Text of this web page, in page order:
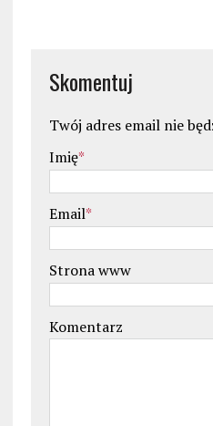
Skomentuj
Twój adres email nie
Imię*
Email*
Strona www
Komentarz